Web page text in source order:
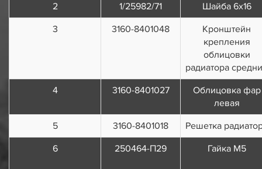
2
1/25982/71
Шайба 6х16
3
3160-8401048
Кронштейн
крепления
облицовки
радиатора
4
3160-8401027
Облицовка фар
левая
5
3160-8401018
Решетка
6
250464-П29 Гайка М5